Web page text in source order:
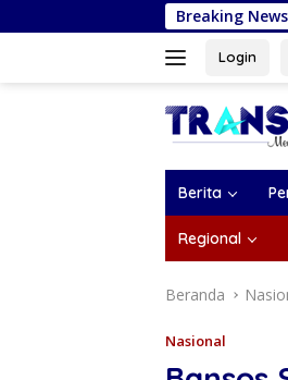
ke
Breaking News
Login
Berita
Regional
Beranda
Nasional